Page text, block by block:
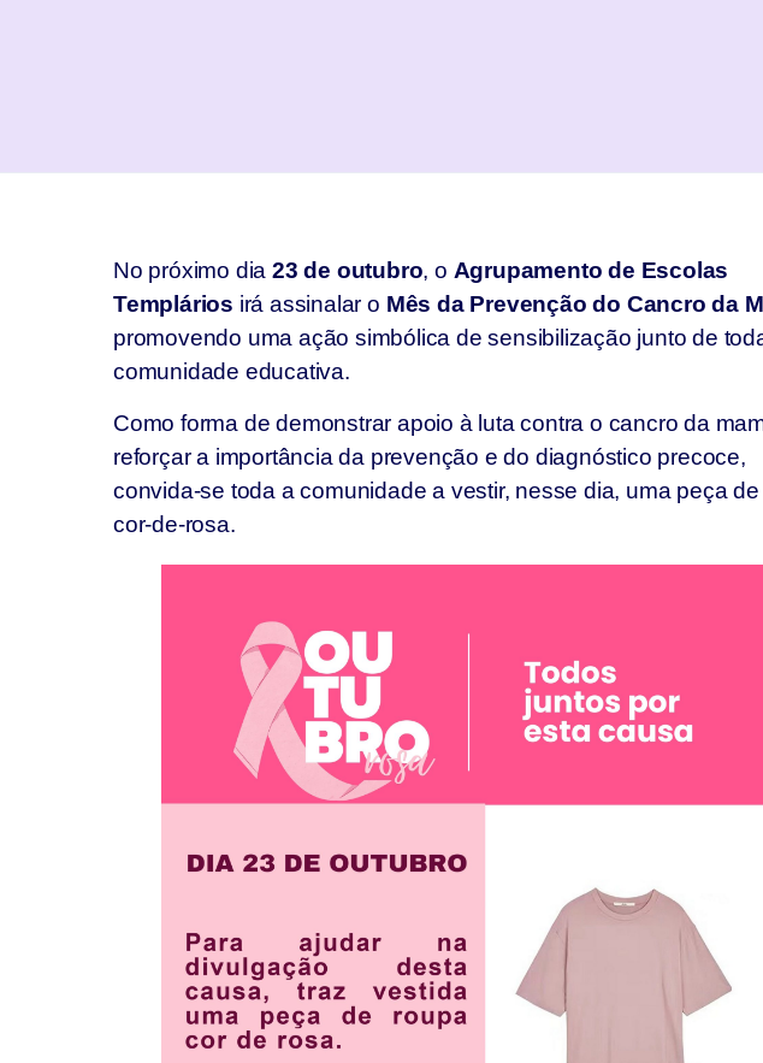
No próximo dia23 de outubro, o Agrupamento de Escolas
Templários irá assinalar o Mês da Prevenção do Cancro da
promovendo uma ação simbólica de sensibilização junto de
comunidade educativa.
Como forma de demonstrar apoio à luta contra o cancro da
reforçar a importância da prevenção e do diagnóstico precoce,
convida-se toda a comunidade a vestir, nesse dia, uma peça
cor-de-rosa.